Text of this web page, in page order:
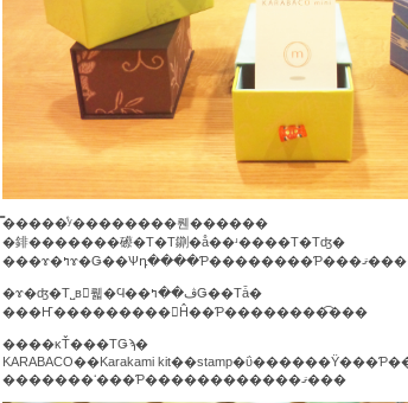
�̿����ͤʸ��������뤤������
�䤵�������礤�Τ�Τ䥷�å��ʴ����Τ�Τʤ�
���ɤ�ߤɤ�Ǥ��Ѱդ����Ƥ��������Ƥ���ޤ���
�ɤ�ʤ�Τ˽в񤨤뤫�Ϥ��ڤ��ߤǤ��Τǡ�
���Ҥ���������򸫤Ĥ��Ƥ��������͡���
����κŤ���ΤǤϡ�
�������ʻ���Ƥ������������ޤ���